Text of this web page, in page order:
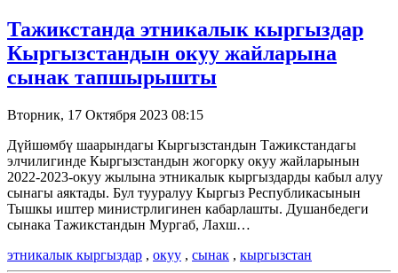
Тажикстанда этникалык кыргыздар
Кыргызстандын окуу жайларына
сынак тапшырышты
Вторник, 17 Октября 2023 08:15
Дүйшөмбү шаарындагы Кыргызстандын Тажикстандагы
элчилигинде Кыргызстандын жогорку окуу жайларынын
2022-2023-окуу жылына этникалык кыргыздарды кабыл алуу
сынагы аяктады. Бул тууралуу Кыргыз Республикасынын
Тышкы иштер министрлигинен кабарлашты. Душанбедеги
сынака Тажикстандын Мургаб, Лахш…
этникалык кыргыздар , окуу , сынак , кыргызстан